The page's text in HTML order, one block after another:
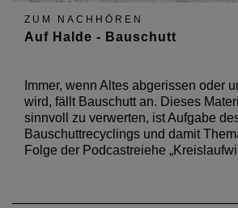
ZUM NACHHÖREN
Auf Halde - Bauschutt
Immer, wenn Altes abgerissen oder
wird, fällt Bauschutt an. Dieses
sinnvoll zu verwerten, ist Aufgabe
Bauschuttrecyclings und damit
Folge der Podcastreiehe